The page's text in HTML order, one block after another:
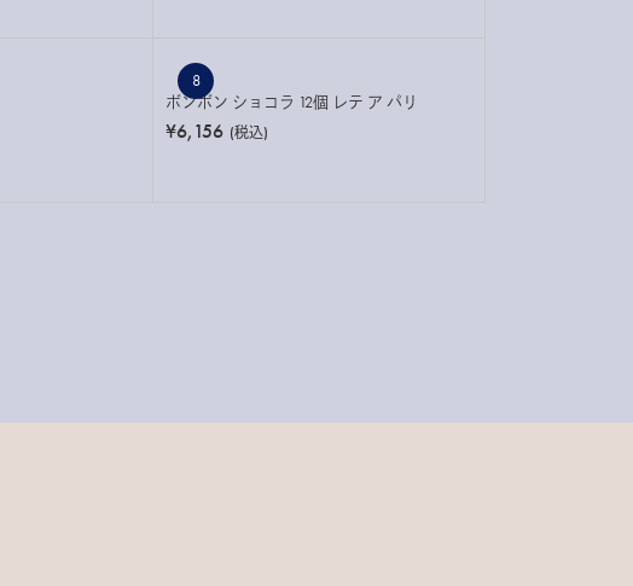
8
ボンボン ショコラ 12個 レテ ア パリ
¥6,156 (税込)